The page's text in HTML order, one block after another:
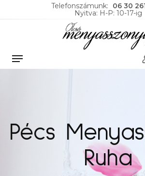
Telefonszámunk:
06 30
Nyitva: H-P: 10-17-ig
Pécs
Ruha